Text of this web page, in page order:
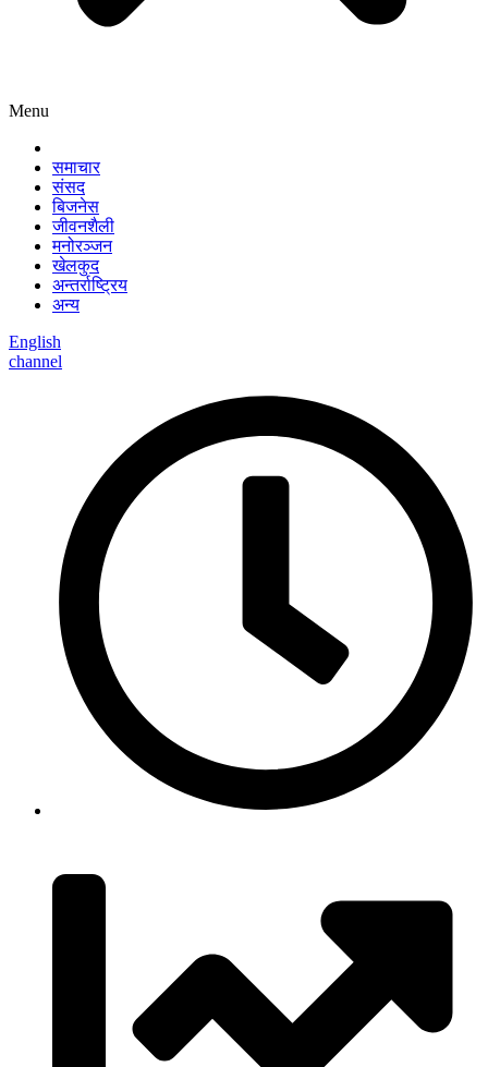
Menu
समाचार
संसद
बिजनेस
जीवनशैली
मनोरञ्जन
खेलकुद
अन्तर्राष्ट्रिय
अन्य
English
channel